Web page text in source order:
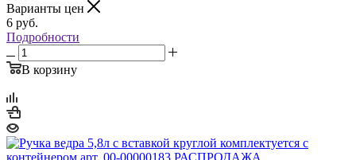
Варианты цен
6 руб.
Подробности
В корзину